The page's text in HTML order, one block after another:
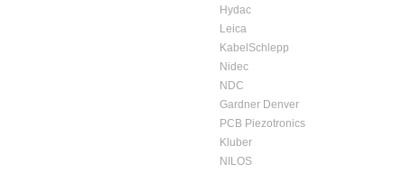
Hydac
Leica
KabelSchlepp
Nidec
NDC
Gardner Denver
PCB Piezotronics
Kluber
NILOS